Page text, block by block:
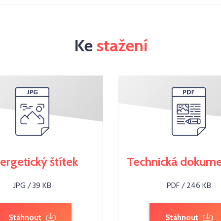
Ke stažení
štítek
JPG / 39 KB
Stáhnout
Technická
PDF / 246 KB
Stáhnout